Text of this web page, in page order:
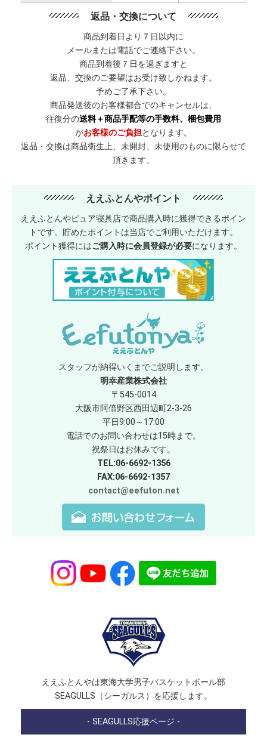
返品・交換について
商品到着日より７日以内に
メールまたは電話でご連絡下さい。
商品到着後７日を過ぎますと
返品、交換のご要望はお受け致しかねます。
予めご了承下さい。
商品発送後のお客様都合でのキャンセルは、
往復分の送料＋商品手配等の手数料、梱包費用
がお客様のご負担となります。
返品・交換は商品衛生上、未開封、未使用のものに限らせて
頂きます。
ええふとんやポイント
ええふとんやピュア寝具店で商品購入時に獲得できるポイン
トです。貯めたポイントは当店でご利用いただけます。
ポイント獲得にはご購入時に会員登録が必要になります。
スタッフが納得いくまでご説明します。
明幸産業株式会社
〒545-0014
大阪市阿倍野区西田辺町2-3-26
平日9:00～17:00
電話でのお問い合わせは15時まで。
祝祭日はお休みです。
TEL:06-6692-1356
FAX:06-6692-1357
contact@eefuton.net
ええふとんやは東海大学男子バスケットボール部
SEAGULLS（シーガルス）を応援します。
- SEAGULLS応援ページ -